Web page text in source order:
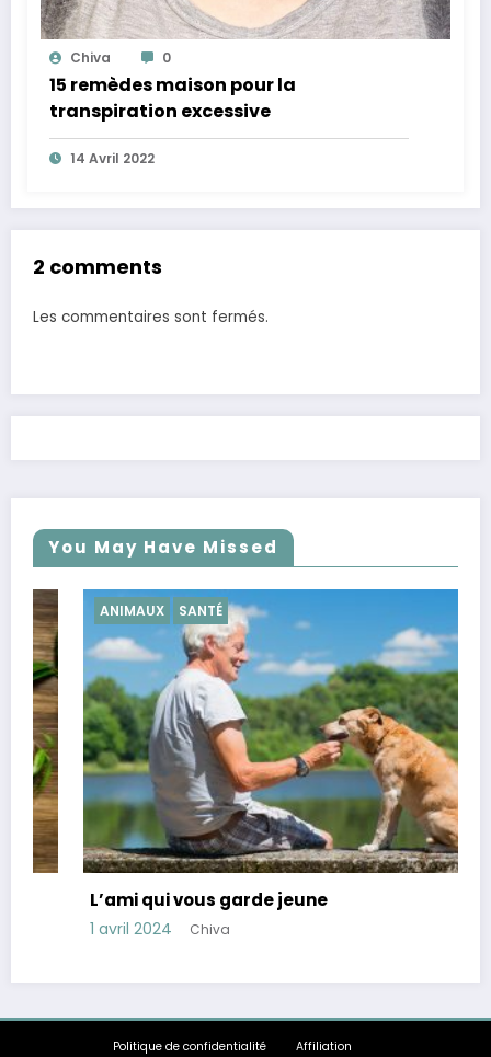
Chiva 0
15 remèdes maison pour la
transpiration excessive
14 Avril 2022
2 comments
Les commentaires sont fermés.
You May Have Missed
ANIMAUX SANTÉ
L’ami qui vous garde jeune
1 avril 2024 Chiva
Politique de confidentialité Affiliation